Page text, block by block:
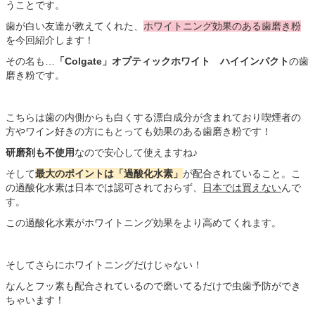
うことです。
歯が白い友達が教えてくれた、 ホワイトニング効果のある歯磨き粉
を今回紹介します！
その名も…
「Colgate」オプティックホワイト ハイインパクトの歯
磨き粉です。
こちらは歯の内側からも白くする漂白成分が含まれており喫煙者の
方やワイン好きの方にもとっても効果のある歯磨き粉です！
研磨剤も不使用なので安心して使えますね♪
そして最大のポイントは「過酸化水素」 が配合されていること。こ
の過酸化水素は日本では認可されておらず、
日本では買えないんで
す。
この過酸化水素がホワイトニング効果をより高めてくれます。
そしてさらにホワイトニングだけじゃない！
なんとフッ素も配合されているので磨いてるだけで虫歯予防ができ
ちゃいます！